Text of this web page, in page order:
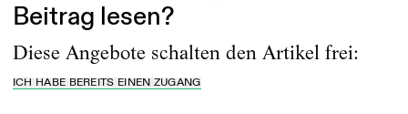
Beitrag lesen?
Diese Angebote schalten den Artikel frei:
ICH HABE BEREITS EINEN ZUGANG